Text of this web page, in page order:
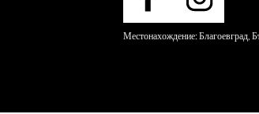
Местонахождение: Благоевград,